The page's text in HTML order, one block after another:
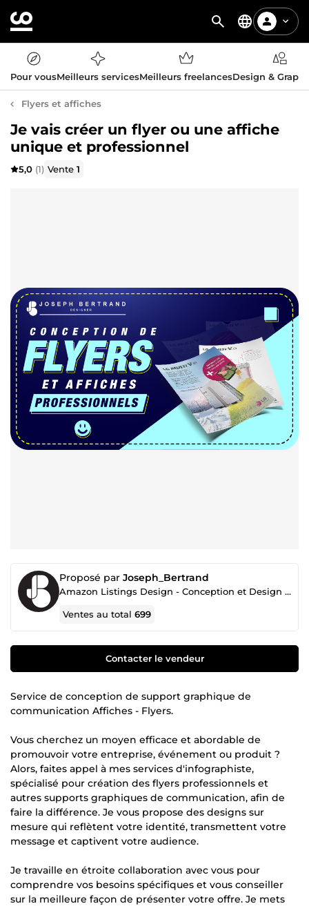
Pour vousMeilleurs servicesMeilleurs freelancesDesign &
Flyers et affiches
Je vais créer un flyer ou une affiche
unique et professionnel
5,0 (1) Vente1
Proposé par Joseph_Bertrand
Amazon Listings Design - Conception et Design de produits - images Produit - 3D modélisation
Ventes au total699
Contacter le vendeur
Service de conception de support graphique de
communication Affiches - Flyers.
Vous cherchez un moyen efficace et abordable de
promouvoir votre entreprise, événement ou produit ?
Alors, faites appel à mes services d'infographiste,
spécialisé pour création des flyers professionnels et
autres supports graphiques de communication, afin de
faire la différence. Je vous propose des designs sur
mesure qui reflètent votre identité, transmettent votre
message et captivent votre audience.
Je travaille en étroite collaboration avec vous pour
comprendre vos besoins spécifiques et vous conseiller
sur la meilleure façon de présenter votre offre. Je mets